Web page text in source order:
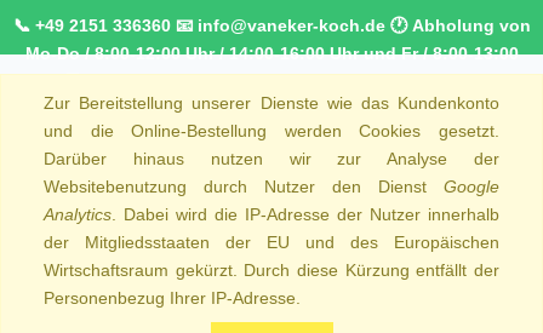
📞 +49 2151 336360 📧 info@vaneker-koch.de 🕐 Abholung von
Mo-Do / 8:00-12:00 Uhr / 14:00-16:00 Uhr und Fr / 8:00-13:00
NRW 🚛 Kostenfreie Lieferung ab 250€ Bestellwert
Zur Bereitstellung unserer Dienste wie das Kundenkonto
und die Online-Bestellung werden Cookies gesetzt.
Darüber hinaus nutzen wir zur Analyse der
Websitebenutzung durch Nutzer den Dienst Google
Analytics . Dabei wird die IP-Adresse der Nutzer innerhalb
der Mitgliedsstaaten der EU und des Europäischen
Wirtschaftsraum gekürzt. Durch diese Kürzung entfällt der
Personenbezug Ihrer IP-Adresse.